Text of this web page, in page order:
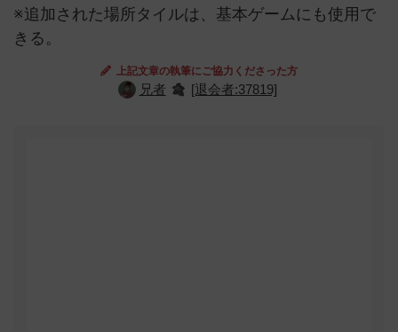
※追加された場所タイルは、基本ゲームにも使用で
きる。
上記文章の執筆にご協力くださった方
兄者 [退会者:37819]